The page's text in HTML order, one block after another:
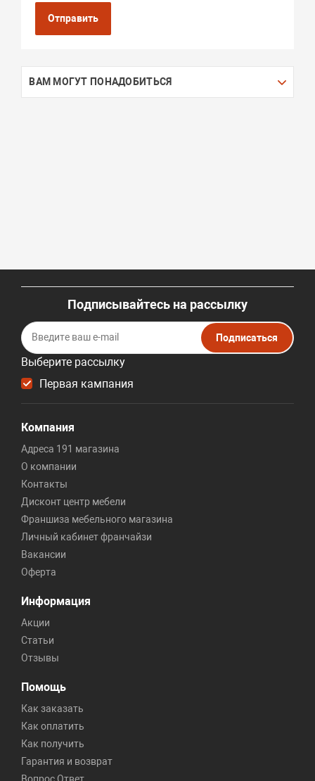
Отправить
ВАМ МОГУТ ПОНАДОБИТЬСЯ
Подписывайтесь на рассылку
Выберите рассылку
Первая кампания
Подписаться
Компания
Адреса 191 магазина
О компании
Контакты
Дисконт центр мебели
Франшиза мебельного магазина
Личный кабинет франчайзи
Вакансии
Оферта
Информация
Акции
Статьи
Отзывы
Помощь
Как заказать
Как оплатить
Как получить
Гарантия и возврат